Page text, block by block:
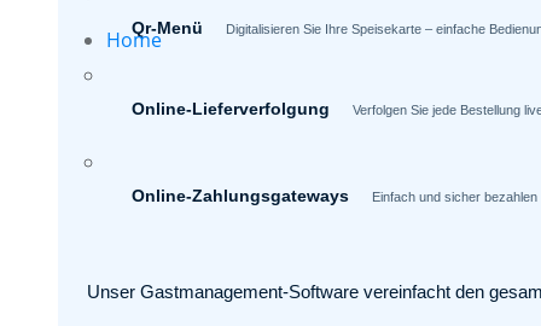
Qr-Menü Digitalisieren Sie Ihre Speisekarte – einfache
Online-Lieferverfolgung Verfolgen Sie jede Bestellung
Online-Zahlungsgateways Einfach und sicher
Unser Gastmanagement-Software vereinfacht den
Home